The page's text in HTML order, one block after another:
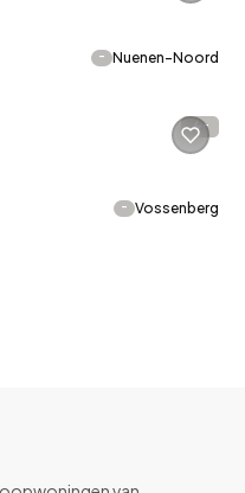
- Nuenen-Noord
-
- Vossenberg